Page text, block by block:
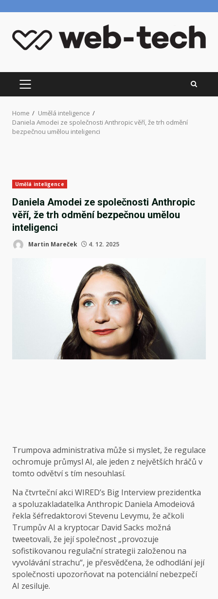
content
PRIMARY
MENU
Home
Umělá inteligence
Daniela Amodei ze společnosti Anthropic věří, že trh odmění
bezpečnou umělou inteligenci
Umělá inteligence
Daniela Amodei ze společnosti Anthropic
věří, že trh odmění bezpečnou umělou
inteligenci
Martin Mareček 4. 12. 2025
Trumpova administrativa může si myslet, že regulace
ochromuje průmysl AI, ale jeden z největších hráčů v
tomto odvětví s tím nesouhlasí.
Na čtvrteční akci WIRED’s Big Interview prezidentka
a spoluzakladatelka Anthropic Daniela Amodeiová
řekla šéfredaktorovi Stevenu Levymu, že ačkoli
Trumpův AI a kryptocar David Sacks možná
tweetovali, že její společnost „provozuje
sofistikovanou regulační strategii založenou na
vyvolávání strachu“, je přesvědčena, že odhodlání její
společnosti upozorňovat na potenciální nebezpečí
AI zesiluje.